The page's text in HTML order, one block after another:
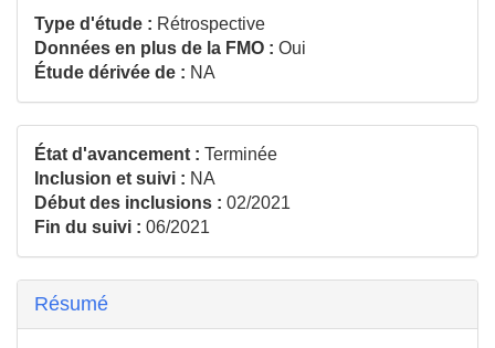
Type d'étude : Rétrospective
Données en plus de la FMO : Oui
Étude dérivée de : NA
État d'avancement : Terminée
Inclusion et suivi : NA
Début des inclusions : 02/2021
Fin du suivi : 06/2021
Résumé